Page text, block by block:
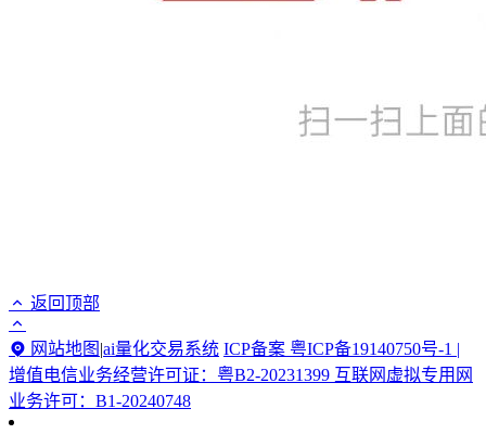
返回顶部
网站地图 |ai量化交易系统 ICP备案 粤ICP备19140750号-1 |
增值电信业务经营许可证：粤B2-20231399 互联网虚拟专用网
业务许可：B1-20240748